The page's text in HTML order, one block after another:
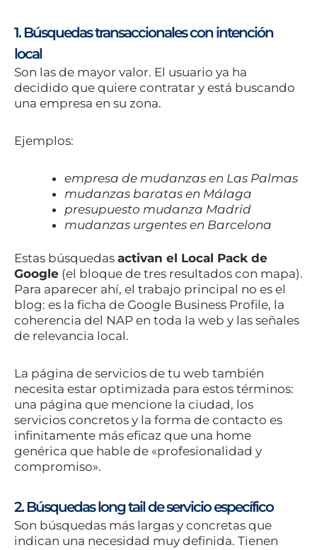
1. Búsquedas transaccionales con intención
local
Son las de mayor valor. El usuario ya ha
decidido que quiere contratar y está buscando
una empresa en su zona.
Ejemplos:
empresa de mudanzas en Las Palmas
mudanzas baratas en Málaga
presupuesto mudanza Madrid
mudanzas urgentes en Barcelona
Estas búsquedas activan el Local Pack de
Google (el bloque de tres resultados con mapa).
Para aparecer ahí, el trabajo principal no es el
blog: es la ficha de Google Business Profile, la
coherencia del NAP en toda la web y las señales
de relevancia local.
La página de servicios de tu web también
necesita estar optimizada para estos términos:
una página que mencione la ciudad, los
servicios concretos y la forma de contacto es
infinitamente más eficaz que una home
genérica que hable de «profesionalidad y
compromiso».
2. Búsquedas long tail de servicio específico
Son búsquedas más largas y concretas que
indican una necesidad muy definida. Tienen